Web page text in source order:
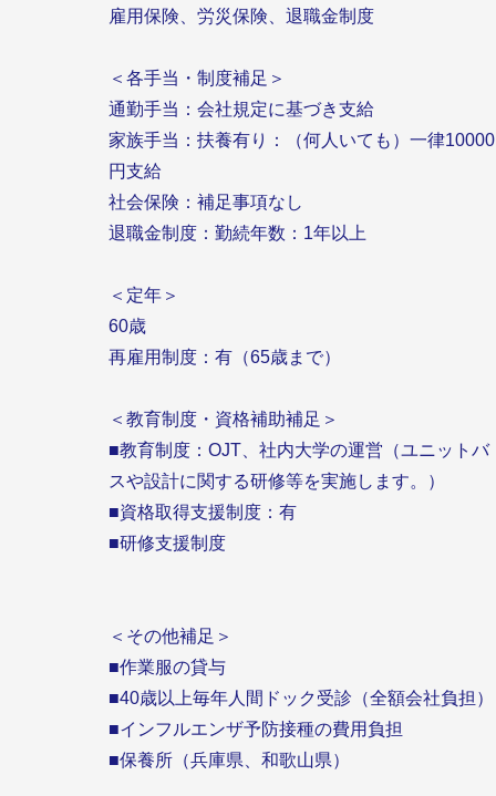
雇用保険、労災保険、退職金制度
＜各手当・制度補足＞
通勤手当：会社規定に基づき支給
家族手当：扶養有り：（何人いても）一律10000
円支給
社会保険：補足事項なし
退職金制度：勤続年数：1年以上
＜定年＞
60歳
再雇用制度：有（65歳まで）
＜教育制度・資格補助補足＞
■教育制度：OJT、社内大学の運営（ユニットバ
スや設計に関する研修等を実施します。）
■資格取得支援制度：有
■研修支援制度
＜その他補足＞
■作業服の貸与
■40歳以上毎年人間ドック受診（全額会社負担）
■インフルエンザ予防接種の費用負担
■保養所（兵庫県、和歌山県）